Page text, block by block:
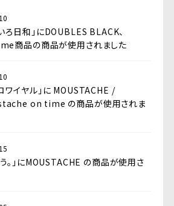
ろ日和」にDOUBLES BLACK、
商品の商品が使用されました
ワイヤル」に MOUSTACHE /
on time の商品が使用されま
う。」にMOUSTACHE の商品が使用さ